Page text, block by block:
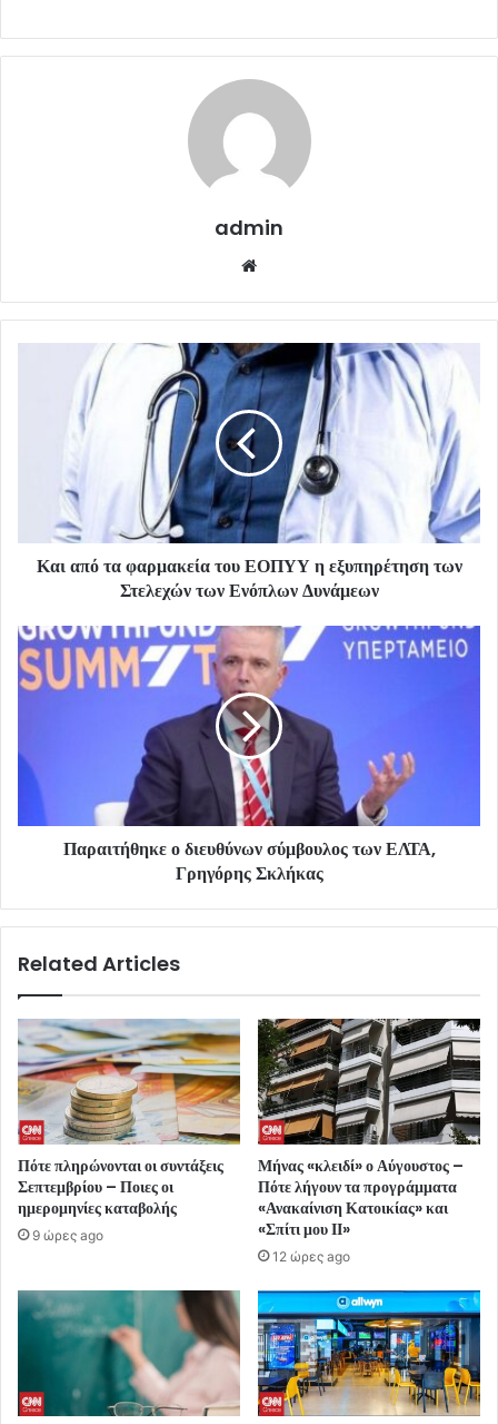
admin
Και από τα φαρμακεία του ΕΟΠΥΥ η εξυπηρέτηση των
Στελεχών των Ενόπλων Δυνάμεων
Παραιτήθηκε ο διευθύνων σύμβουλος των ΕΛΤΑ,
Γρηγόρης Σκλήκας
Related Articles
Πότε πληρώνονται οι συντάξεις
Σεπτεμβρίου – Ποιες οι
ημερομηνίες καταβολής
9 ώρες ago
Μήνας «κλειδί» ο Αύγουστος –
Πότε λήγουν τα προγράμματα
«Ανακαίνιση Κατοικίας» και
«Σπίτι μου ΙΙ»
12 ώρες ago